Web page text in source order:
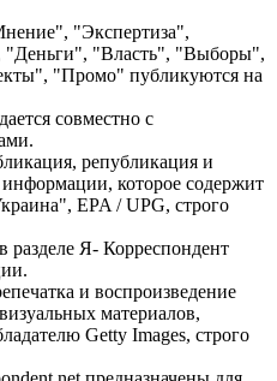
"Экспертиза",
"Деньги", "Власть", "Выборы",
"Промо" публикуются на
совместно с
републикация и
информации, которое содержит
EPA / UPG, строго
разделе Я- Корреспондент
и воспроизведение
материалов,
Getty Images, строго